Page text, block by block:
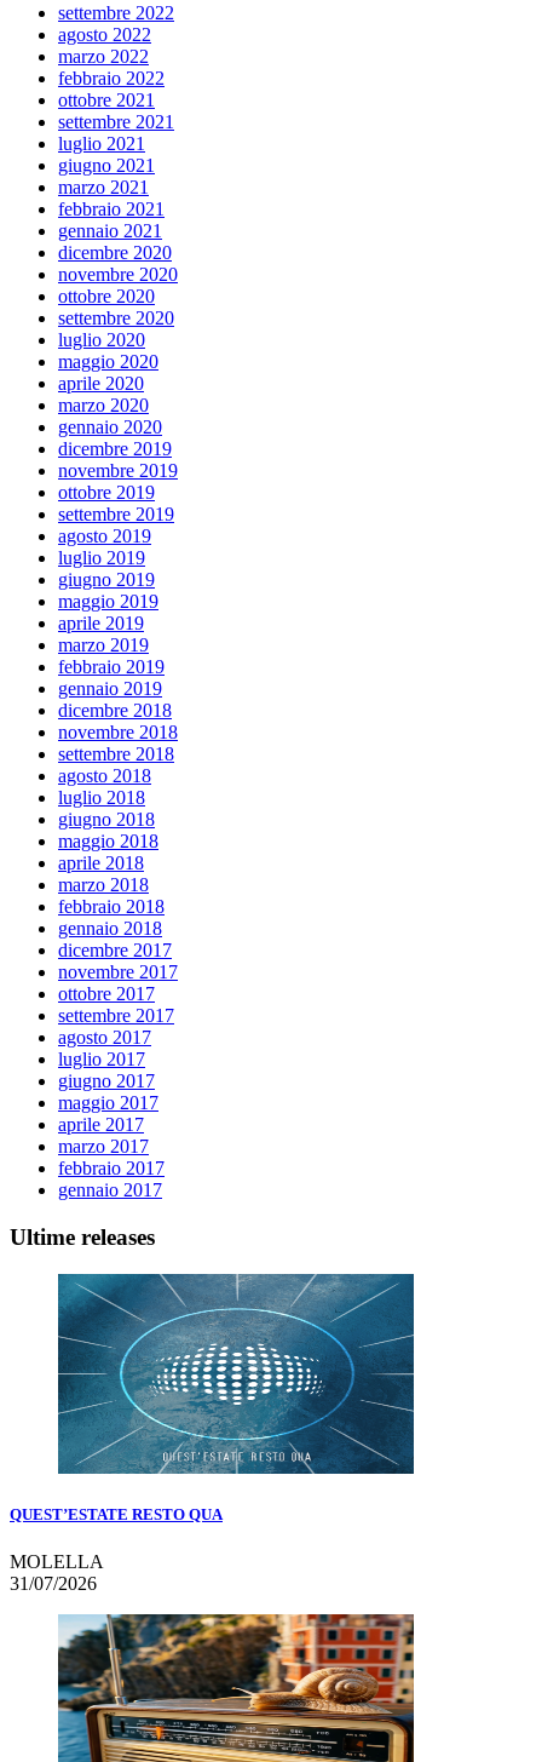
settembre 2022
agosto 2022
marzo 2022
febbraio 2022
ottobre 2021
settembre 2021
luglio 2021
giugno 2021
marzo 2021
febbraio 2021
gennaio 2021
dicembre 2020
novembre 2020
ottobre 2020
settembre 2020
luglio 2020
maggio 2020
aprile 2020
marzo 2020
gennaio 2020
dicembre 2019
novembre 2019
ottobre 2019
settembre 2019
agosto 2019
luglio 2019
giugno 2019
maggio 2019
aprile 2019
marzo 2019
febbraio 2019
gennaio 2019
dicembre 2018
novembre 2018
settembre 2018
agosto 2018
luglio 2018
giugno 2018
maggio 2018
aprile 2018
marzo 2018
febbraio 2018
gennaio 2018
dicembre 2017
novembre 2017
ottobre 2017
settembre 2017
agosto 2017
luglio 2017
giugno 2017
maggio 2017
aprile 2017
marzo 2017
febbraio 2017
gennaio 2017
Ultime releases
QUEST’ESTATE RESTO QUA
MOLELLA
31/07/2026